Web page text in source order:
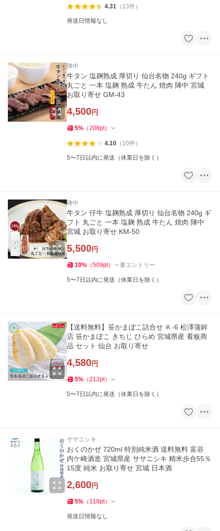
4.31（ 13件）
発送日情報なし
陣中
牛タン 塩麹熟成 厚切り 仙台名物 240g ギフト
丸ごと 一本 塩麹 熟成 牛たん 焼肉 陣中 宮城
お取り寄せ GM-43
4,500円
5% （208pt）
4.10（ 10件）
5〜7日以内に発送（休業日を除く）
陣中
牛タン 仔牛 塩麹熟成 厚切り 仙台名物 240g ギ
フト 丸ごと 一本 塩麹 熟成 牛たん 焼肉 陣中
宮城 お取り寄せ KM-50
5,500円
10% （509pt） 要エントリー
5〜7日以内に発送（休業日を除く）
【送料無料】笹かまぼこ詰合せ Ｋ-6 松澤蒲鉾
店 笹かまぼこ きちじ ひらめ 宮城県産 看板商
品 セット 仙台 お取り寄せ
4,580円
5% （212pt）
5〜7日以内に発送（休業日を除く）
ササニシキ
おくのかぜ 720ml 特別純米酒 送料無料 富谷
内ケ崎酒造 宮城県産 ササニシキ 精米歩合55％
15度 純米 お取り寄せ 宮城 日本酒
2,600円
5% （ 118pt）
発送日情報なし